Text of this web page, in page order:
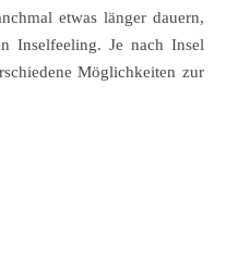
etwas länger dauern,
Inselfeeling. Je nach Insel
Möglichkeiten zur